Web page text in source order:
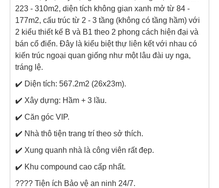
223 - 310m2, diện tích không gian xanh mở từ 84 -
177m2, cấu trúc từ 2 - 3 tầng (không có tầng hầm) với
2 kiểu thiết kế B và B1 theo 2 phong cách hiện đại và
bán cổ điển. Đây là kiểu biệt thự liên kết với nhau có
kiến trúc ngoại quan giống như một lâu đài uy nga,
tráng lệ.
✔️ Diện tích: 567.2m2 (26x23m).
✔️ Xây dựng: Hầm + 3 lầu.
✔️ Căn góc VIP.
✔️ Nhà thô tiện trang trí theo sở thích.
✔️ Xung quanh nhà là công viên rất đẹp.
✔️ Khu compound cao cấp nhất.
???? Tiện ích Bảo vệ an ninh 24/7.